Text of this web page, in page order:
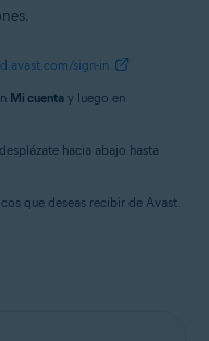
sign-in
Mi cuenta y luego en
, desplázate hacia abajo hasta
que deseas recibir de Avast.